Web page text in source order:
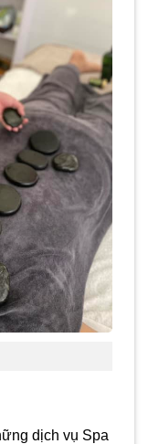
dịch vụ Spa